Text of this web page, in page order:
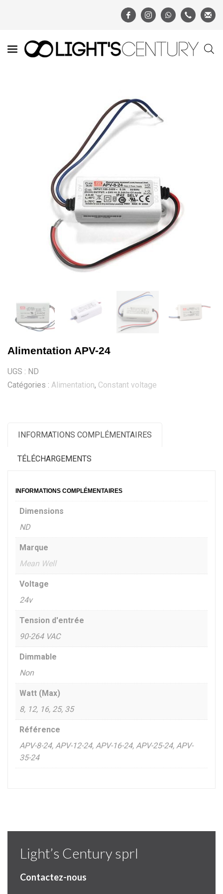
Alimentation APV-24
UGS : ND
Catégories : Alimentation, Constant voltage
INFORMATIONS COMPLÉMENTAIRES
TÉLÉCHARGEMENTS
INFORMATIONS COMPLÉMENTAIRES
Dimensions
ND
Marque
Mean Well
Voltage
24v
Tension d'entrée
90-264 VAC
Dimmable
Non
Watt (Max)
8, 12, 16, 25, 35
Référence
APV-8-24, APV-12-24, APV-16-24, APV-25-24, APV-
35-24
Light’s Century sprl
Contactez-nous